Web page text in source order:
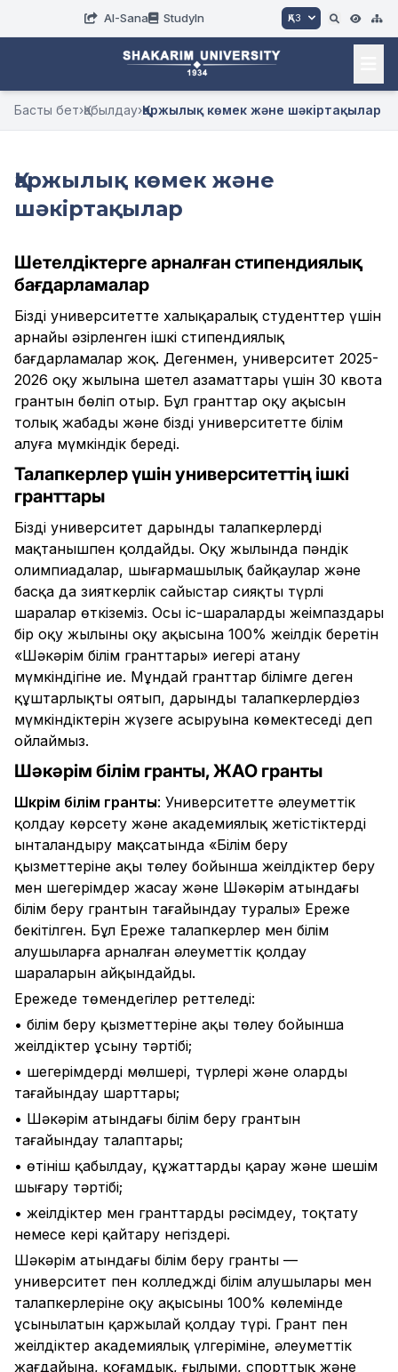
AI-Sana StudyIn ҚАЗ
Басты бет›Қабылдау›Қаржылық көмек және шәкіртақылар
Қаржылық көмек және
шәкіртақылар
Шетелдіктерге арналған стипендиялық
бағдарламалар
Біздің университетте халықаралық студенттер үшін
арнайы әзірленген ішкі стипендиялық
бағдарламалар жоқ. Дегенмен, университет 2025-
2026 оқу жылына шетел азаматтары үшін 30 квота
грантын бөліп отыр. Бұл гранттар оқу ақысын
толық жабады және біздің университетте білім
алуға мүмкіндік береді.
Талапкерлер үшін университеттің ішкі
гранттары
Біздің университет дарынды талапкерлерді
мақтанышпен қолдайды. Оқу жылында пәндік
олимпиадалар, шығармашылық байқаулар және
басқа да зияткерлік сайыстар сияқты түрлі
шаралар өткіземіз. Осы іс-шаралардың жеңімпаздары
бір оқу жылының оқу ақысына 100% жеңілдік беретін
«Шәкәрім білім гранттары» иегері атану
мүмкіндігіне ие. Мұндай гранттар білімге деген
құштарлықты оятып, дарынды талапкерлердіңөз
мүмкіндіктерін жүзеге асыруына көмектеседі деп
ойлаймыз.
Шәкәрім білім гранты, ЖАО гранты
Шәкәрім білім гранты: Университетте әлеуметтік
қолдау көрсету және академиялық жетістіктерді
ынталандыру мақсатында «Білім беру
қызметтеріне ақы төлеу бойынша жеңілдіктер беру
мен шегерімдер жасау және Шәкәрім атындағы
білім беру грантын тағайындау туралы» Ереже
бекітілген. Бұл Ереже талапкерлер мен білім
алушыларға арналған әлеуметтік қолдау
шараларын айқындайды.
Ережеде төмендегілер реттеледі:
• білім беру қызметтеріне ақы төлеу бойынша
жеңілдіктер ұсыну тәртібі;
• шегерімдердің мөлшері, түрлері және оларды
тағайындау шарттары;
• Шәкәрім атындағы білім беру грантын
тағайындау талаптары;
• өтініш қабылдау, құжаттарды қарау және шешім
шығару тәртібі;
• жеңілдіктер мен гранттарды рәсімдеу, тоқтату
немесе кері қайтару негіздері.
Шәкәрім атындағы білім беру гранты —
университет пен колледждің білім алушылары мен
талапкерлеріне оқу ақысының 100% көлемінде
ұсынылатын қаржылай қолдау түрі. Грант пен
жеңілдіктер академиялық үлгеріміне, әлеуметтік
жағдайына, қоғамдық, ғылыми, спорттық және